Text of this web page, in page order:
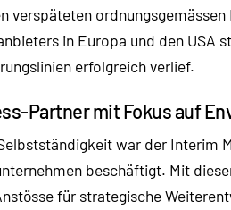
verspäteten
in Europa und den USA
erfolgreich verlief.
Partner mit Fokus auf
war der Interim
beschäftigt. Mit
für strategische